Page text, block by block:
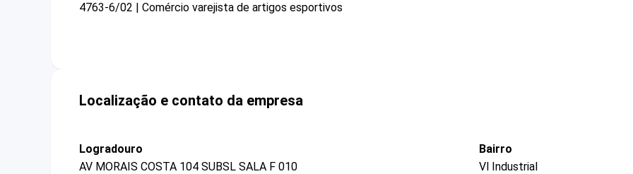
4763-6/02 | Comércio varejista de artigos esportivos
Localização e contato da empresa
Logradouro
AV MORAIS COSTA 104 SUBSL SALA F 010
Bairro
Vl Industrial